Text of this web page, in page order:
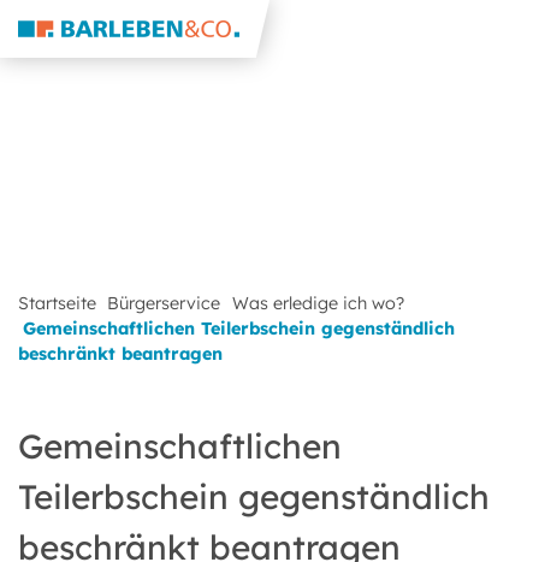
Startseite Bürgerservice Was erledige ich wo?
Gemeinschaftlichen Teilerbschein gegenständlich
beschränkt beantragen
Gemeinschaftlichen
Teilerbschein gegenständlich
beschränkt beantragen